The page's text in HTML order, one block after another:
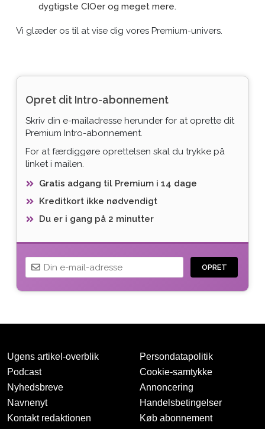
dygtigste CIOer og meget mere.
Vi glæder os til at vise dig vores Premium-univers.
Opret dit Intro-abonnement
Skriv din e-mailadresse herunder for at oprette dit
Premium Intro-abonnement.
For at færdiggøre oprettelsen skal du trykke på
linket i mailen.
Gratis adgang til Premium i 14 dage
Kreditkort ikke nødvendigt
Du er i gang på 2 minutter
OPRET
Tak for oprettelsen
Ugens artikel-overblik
Podcast
Nyhedsbreve
Navnenyt
Kontakt redaktionen
Persondatapolitik
Cookie-samtykke
Annoncering
Handelsbetingelser
Køb abonnement